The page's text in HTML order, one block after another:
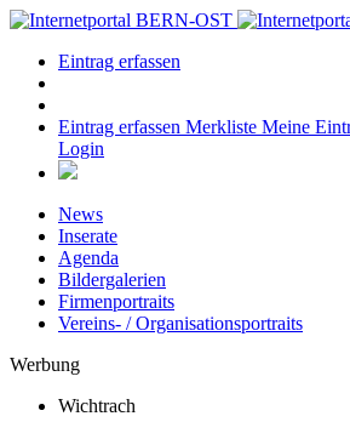
Eintrag erfassen
Eintrag erfassen Merkliste Meine
Login
News
Inserate
Agenda
Bildergalerien
Firmenportraits
Vereins- / Organisationsportraits
Werbung
Wichtrach